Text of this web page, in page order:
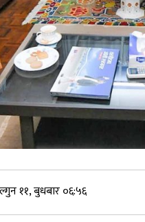
११, बुधबार ०६:५६